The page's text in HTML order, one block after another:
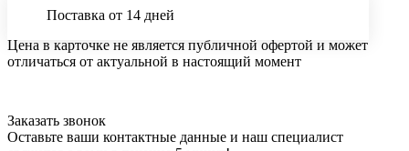
Поставка от 14 дней
Цена в карточке не является публичной офертой и может
отличаться от актуальной в настоящий момент
Заказать звонок
Оставьте ваши контактные данные и наш специалист